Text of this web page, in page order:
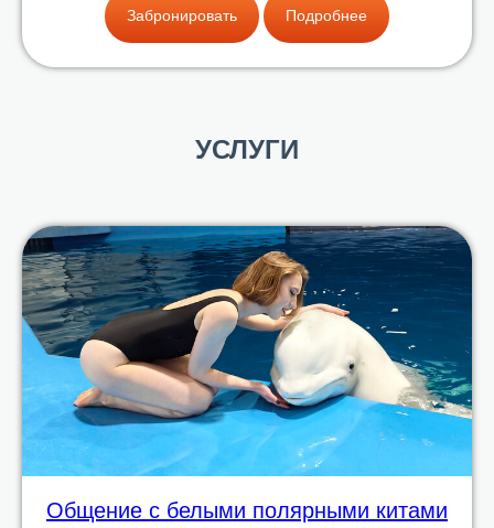
Забронировать Подробнее
УСЛУГИ
Общение с белыми полярными китами